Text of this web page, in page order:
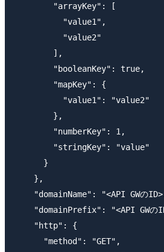
        "arrayKey": [
          "value1",
          "value2"
        ],
        "booleanKey": true,
        "mapKey": {
          "value1": "value2"
        },
        "numberKey": 1,
        "stringKey": "value"
      }
    },
"domainName": "<API GWの
"domainPrefix": "<API GWの
    "http": {
      "method": "GET",